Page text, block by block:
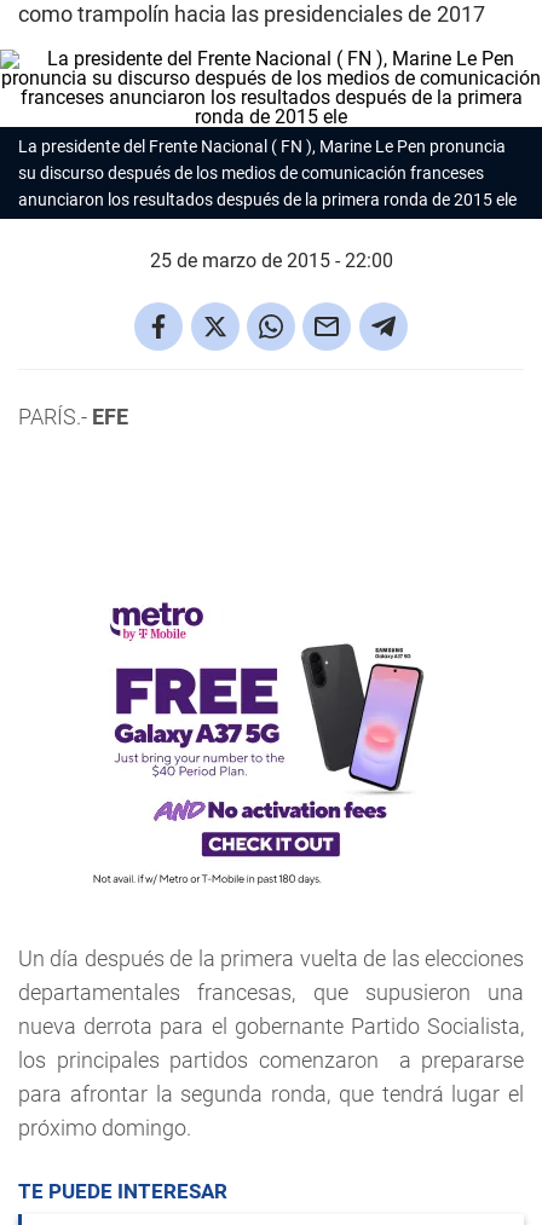
como trampolín hacia las presidenciales de 2017
La presidente del Frente Nacional ( FN ), Marine Le Pen pronuncia
su discurso después de los medios de comunicación franceses
anunciaron los resultados después de la primera ronda de 2015 ele
25 de marzo de 2015 - 22:00
PARÍS.- EFE
Un día después de la primera vuelta de las elecciones
departamentales francesas, que supusieron una
nueva derrota para el gobernante Partido Socialista,
los principales partidos comenzaron a prepararse
para afrontar la segunda ronda, que tendrá lugar el
próximo domingo.
TE PUEDE INTERESAR